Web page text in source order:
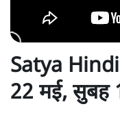
Satya
22 मई, सुबह